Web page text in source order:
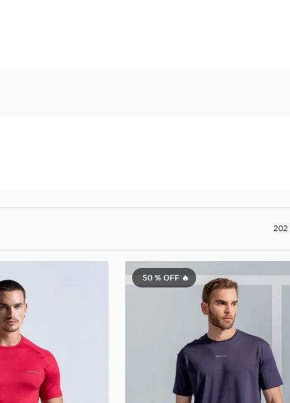
202
50 % OFF 🔥